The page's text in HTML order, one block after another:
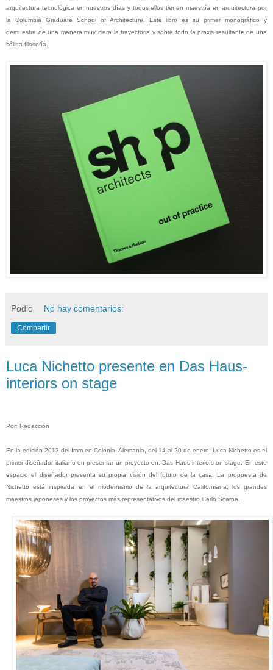
arquitectura tecnológica en nuestros días y todos ellos tienen maestría en arquitectura por
la Columbia Graduate School of Architecture. Este libro es su primer monográfico y
demuestra de una manera muy clara la trayectoria y sobre todo la praxis resultante de una
sólida filosofía.
Podio No hay comentarios:
Compartir
Luca Nichetto presente en Das Haus-
interiors on stage
Por: Redacción
En la edición 2013 del Imm en Colonia, Alemania, del 14 al 20 de enero, Luca Nichetto es el
primer diseñador italiano en presentar un proyecto en: Das Haus-interiors on stage. En este
espacio el diseñador presenta su propia visión del futuro de la casa.La propuesta de
Nichetto está inspirada en el modernismo de la arquitectura Californiana, los grandes
maestros japoneses y los proyectos más representativos del maestro Carlo Scarpa.